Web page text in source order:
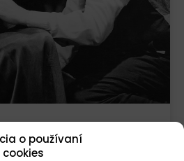
o používaní